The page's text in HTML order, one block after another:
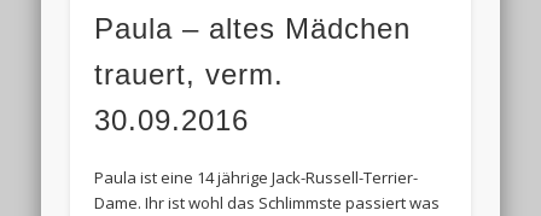
Paula – altes Mädchen
trauert, verm.
30.09.2016
Paula ist eine 14 jährige Jack-Russell-Terrier-
Dame. Ihr ist wohl das Schlimmste passiert was